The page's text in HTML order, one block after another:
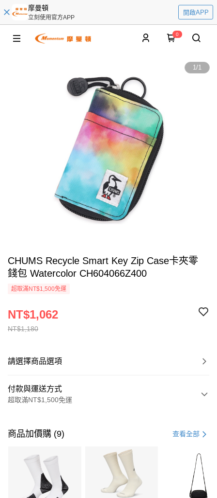
摩曼頓
立刻使用官方APP
開啟APP
0
1/1
CHUMS Recycle Smart Key Zip Case卡夾零
錢包 Watercolor CH604066Z400
超取滿NT$1,500免運
NT$1,180
NT$1,062
請選擇商品選項
付款與運送方式
超取滿NT$1,500免運
信用卡一次付款
3 期 0 利率 每期 21家銀行
合作金庫商業銀行
第一商業銀行
華南商業銀行
彰化商業銀行
商品加價購 (9) 查看全部